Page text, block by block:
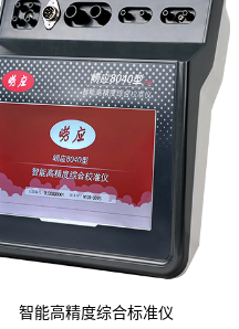
智能高精度综合标准仪